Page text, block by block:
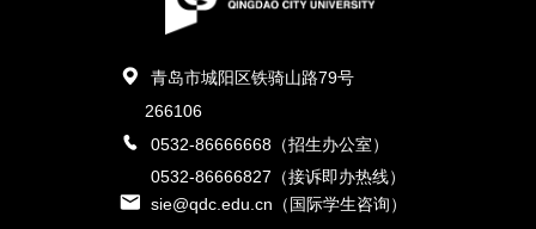
青岛市城阳区铁骑山路79号
266106
0532-86666668（招生办公室）
0532-86666827（接诉即办热线）
sie@qdc.edu.cn（国际学生咨询）